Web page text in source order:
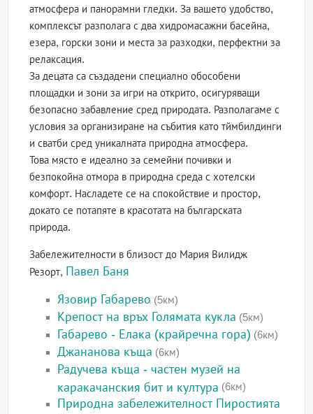
атмосфера и панорамни гледки. За вашето удобство,
комплексът разполага с два хидромасажни басейна,
езера, горски зони и места за разходки, перфектни за
релаксация.
За децата са създадени специално обособени
площадки и зони за игри на открито, осигуряващи
безопасно забавление сред природата. Разполагаме с
условия за организиране на събития като тймбилдинги
и сватби сред уникалната природна атмосфера.
Това място е идеално за семейни почивки и
безпокойна отмора в природна среда с хотелски
комфорт. Насладете се на спокойствие и простор,
докато се потапяте в красотата на българската
природа.
Забележителности в близост до Мария Вилидж
Резорт, Павел Баня
Язовир Габарево (5км)
Крепост на връх Голямата кукла (5км)
Габарево - Елака (крайречна гора) (6км)
Джананова къща (6км)
Радучева къща - частен музей на
каракачанския бит и култура (6км)
Природна забележителност Пиростията